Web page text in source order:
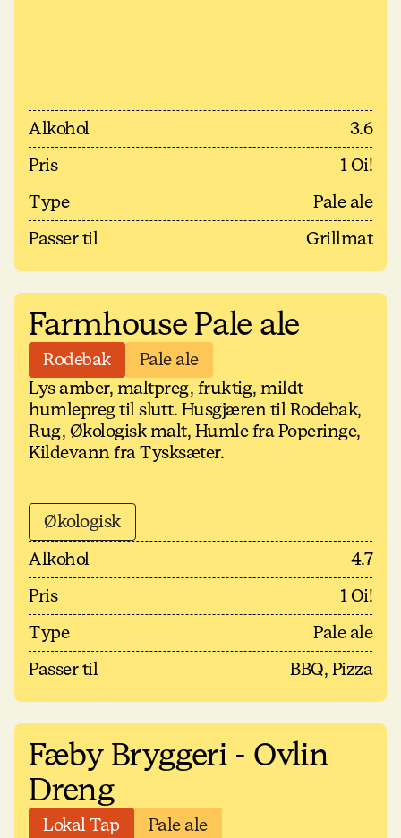
Alkohol
3.6
Pris
1 Oi!
Type
Pale ale
Passer til
Grillmat
Farmhouse Pale ale
Rodebak
Pale ale
Lys amber, maltpreg, fruktig, mildt
humlepreg til slutt. Husgjæren til Rodebak,
Rug, Økologisk malt, Humle fra Poperinge,
Kildevann fra Tysksæter.
Økologisk
Alkohol
4.7
Pris
1 Oi!
Type
Pale ale
Passer til
BBQ, Pizza
Fæby Bryggeri - Ovlin
Dreng
Lokal Tap
Pale ale